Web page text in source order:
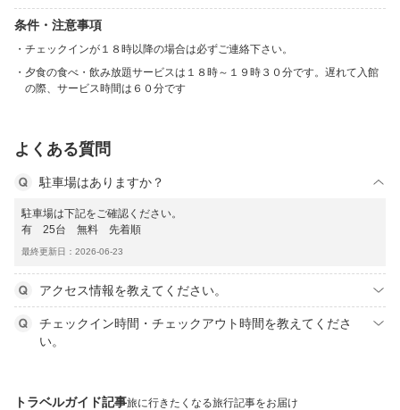
条件・注意事項
チェックインが１８時以降の場合は必ずご連絡下さい。
夕食の食べ・飲み放題サービスは１８時～１９時３０分です。遅れて入館
の際、サービス時間は６０分です
よくある質問
駐車場はありますか？
駐車場は下記をご確認ください。
有 25台 無料 先着順
最終更新日：2026-06-23
アクセス情報を教えてください。
チェックイン時間・チェックアウト時間を教えてくださ
い。
トラベルガイド記事旅に行きたくなる旅行記事をお届け